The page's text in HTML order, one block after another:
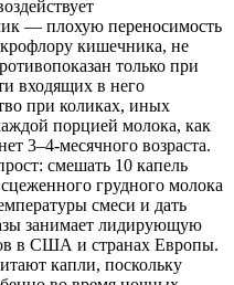
— плохую переносимость
кишечника, не
только при
входящих в него
при коликах, иных
порцией молока, как
3–4-месячного возраста.
смешать 10 капель
грудного молока
смеси и дать
занимает лидирующую
в США и странах Европы.
капли, поскольку